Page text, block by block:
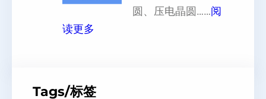
者
向
圆、压电晶圆……阅
读更多
Tags/标签